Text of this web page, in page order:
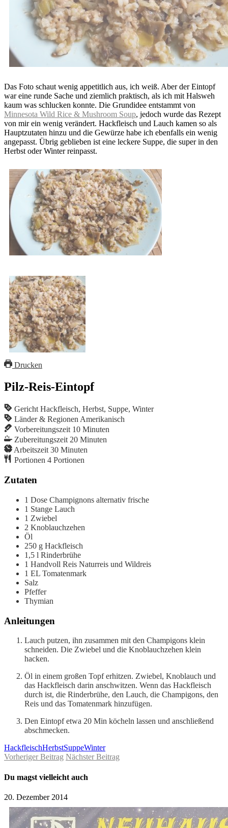
Das Foto schaut wenig appetitlich aus, ich weiß. Aber der Eintopf
war eine runde Sache und ziemlich praktisch, als ich mit Halsweh
kaum was schlucken konnte. Die Grundidee entstammt von
Minnesota Wild Rice & Mushroom Soup, jedoch wurde das Rezept
von mir ein wenig verändert. Hackfleisch und Lauch kamen so als
Hauptzutaten hinzu und die Gewürze habe ich ebenfalls ein wenig
angepasst. Übrig geblieben ist eine leckere Suppe, die super in den
Herbst oder Winter reinpasst.
Drucken
Pilz-Reis-Eintopf
Gericht Hackfleisch, Herbst, Suppe, Winter
Länder & RegionenAmerikanisch
Vorbereitungszeit 10 Minuten
Zubereitungszeit 20 Minuten
Arbeitszeit 30 Minuten
Portionen 4 Portionen
Zutaten
1 Dose Champignons alternativ frische
1 Stange Lauch
1 Zwiebel
2 Knoblauchzehen
Öl
250 g Hackfleisch
1,5 l Rinderbrühe
1 Handvoll Reis Naturreis und Wildreis
1 EL Tomatenmark
Salz
Pfeffer
Thymian
Anleitungen
Lauch putzen, ihn zusammen mit den Champigons klein
schneiden. Die Zwiebel und die Knoblauchzehen klein
hacken.
Öl in einem großen Topf erhitzen. Zwiebel, Knoblauch und
das Hackfleisch darin anschwitzen. Wenn das Hackfleisch
durch ist, die Rinderbrühe, den Lauch, die Champigons, den
Reis und das Tomatenmark hinzufügen.
Den Eintopf etwa 20 Min köcheln lassen und anschließend
abschmecken.
HackfleischHerbstSuppeWinter
Vorheriger Beitrag Nächster Beitrag
Du magst vielleicht auch
20. Dezember 2014